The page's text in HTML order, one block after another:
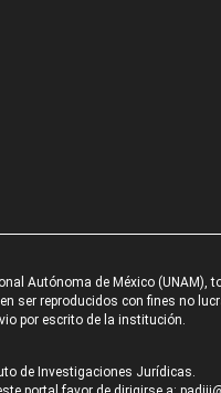
Autónoma de México (UNAM),
ser reproducidos con fines no
por escrito de la institución.
de Investigaciones Jurídicas.